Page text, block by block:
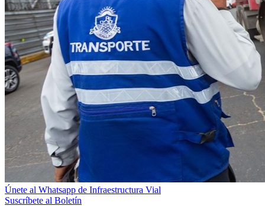
Únete al Whatsapp de Infraestructura Vial
Suscríbete al Boletín